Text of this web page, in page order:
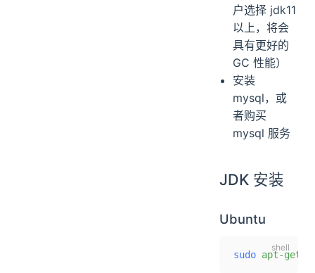
户选择 jdk11
以上，将会
具有更好的
GC 性能）
安装
mysql，或
者购买
mysql 服务
JDK 安装
Ubuntu
sudo apt-get